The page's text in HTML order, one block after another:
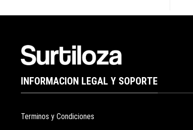
INFORMACION LEGAL Y SOPORTE
Terminos y Condiciones